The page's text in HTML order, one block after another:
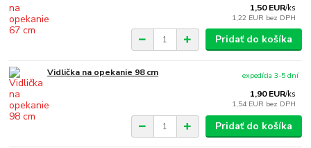
1,50 EUR/ks
1,22 EUR bez DPH
Pridať do košíka
Vidlička na opekanie 98 cm
1,90 EUR/ks
1,54 EUR bez DPH
expedícia 3-5 dní
Pridať do košíka